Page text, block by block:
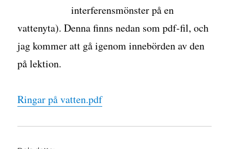
interferensmönster på en
vattenyta). Denna finns nedan som pdf-fil, och
jag kommer att gå igenom innebörden av den
på lektion.
Ringar på vatten.pdf